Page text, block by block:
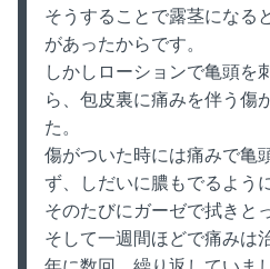
そうすることで露茎になる
があったからです。
しかしローションで亀頭を
ら、包皮裏に痛みを伴う傷
た。
傷がついた時には痛みで亀
ず、しだいに膿もでるよう
そのたびにガーゼで拭きと
そして一週間ほどで痛みは